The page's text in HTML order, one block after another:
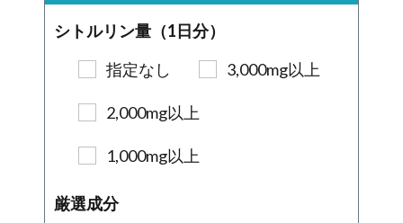
シトルリン量（1日分）
指定なし
3,000mg以上
2,000mg以上
1,000mg以上
厳選成分